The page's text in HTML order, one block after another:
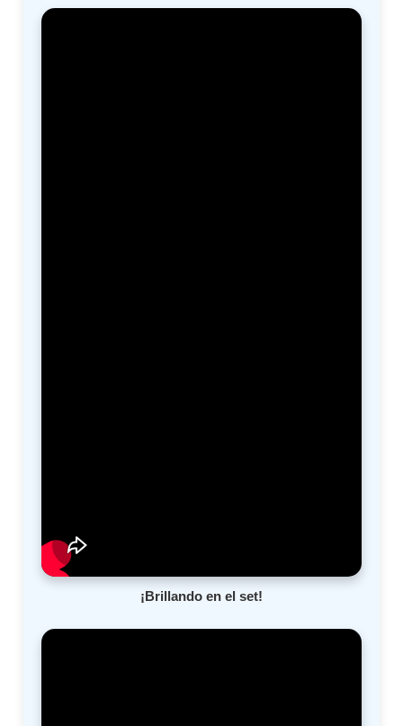
¡Brillando en el set!